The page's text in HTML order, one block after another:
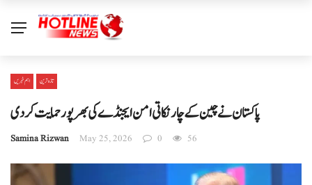
اہم خبریں تازہ ترین
پاکستان نے چین کے چار نکاتی امن ایجنڈے کی بھرپور حمایت کردی
Samina Rizwan May 25, 2026 0 56